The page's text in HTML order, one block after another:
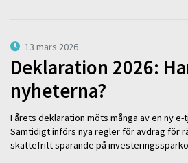
13 mars 2026
Deklaration 2026:
nyheterna?
I årets deklaration möts många av en ny
Samtidigt införs nya regler för avdrag för
skattefritt sparande på